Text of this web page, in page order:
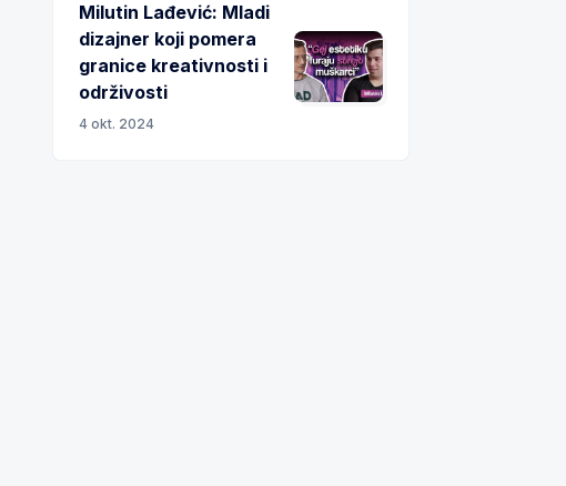
Milutin Lađević: Mladi
dizajner koji pomera
granice kreativnosti i
održivosti
4 okt. 2024